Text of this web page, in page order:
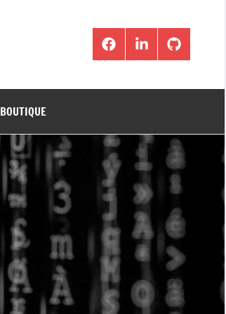
FacebookLinkedInGithub
BOUTIQUE